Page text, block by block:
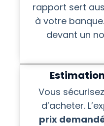
rapport sert
à votre
devant un
Vous
d’acheter.
prix